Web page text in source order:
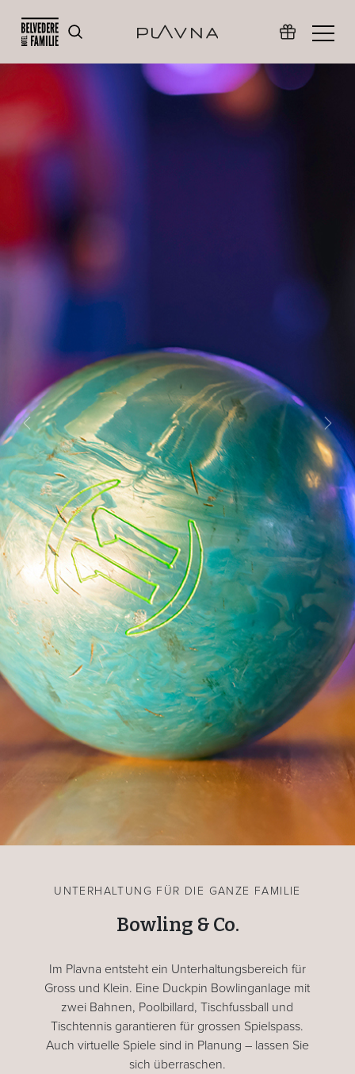
Previous Next
UNTERHALTUNG FÜR DIE GANZE FAMILIE
Bowling & Co.
Im Plavna entsteht ein Unterhaltungsbereich für
Gross und Klein. Eine Duckpin Bowlinganlage mit
zwei Bahnen, Poolbillard, Tischfussball und
Tischtennis garantieren für grossen Spielspass.
Auch virtuelle Spiele sind in Planung – lassen Sie
sich überraschen.